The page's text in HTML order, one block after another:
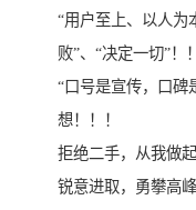
“用户至上、以人为
败”、“决定一切”！
“口号是宣传，口碑
想！！！
拒绝二手，从我做起
锐意进取，勇攀高